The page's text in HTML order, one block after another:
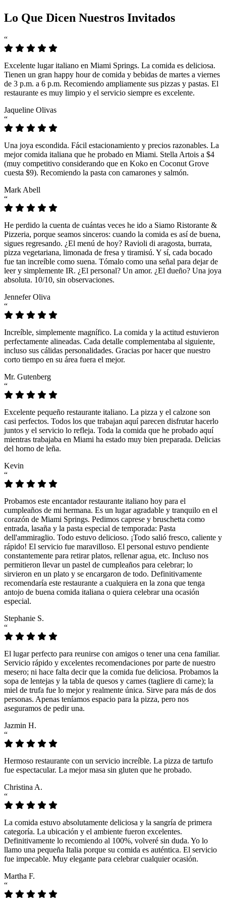
Lo Que Dicen Nuestros Invitados
“
Excelente lugar italiano en Miami Springs. La comida es deliciosa.
Tienen un gran happy hour de comida y bebidas de martes a viernes
de 3 p.m. a 6 p.m. Recomiendo ampliamente sus pizzas y pastas. El
restaurante es muy limpio y el servicio siempre es excelente.
Jaqueline Olivas
“
Una joya escondida. Fácil estacionamiento y precios razonables. La
mejor comida italiana que he probado en Miami. Stella Artois a $4
(muy competitivo considerando que en Koko en Coconut Grove
cuesta $9). Recomiendo la pasta con camarones y salmón.
Mark Abell
“
He perdido la cuenta de cuántas veces he ido a Siamo Ristorante &
Pizzeria, porque seamos sinceros: cuando la comida es así de buena,
sigues regresando. ¿El menú de hoy? Ravioli di aragosta, burrata,
pizza vegetariana, limonada de fresa y tiramisú. Y sí, cada bocado
fue tan increíble como suena. Tómalo como una señal para dejar de
leer y simplemente IR. ¿El personal? Un amor. ¿El dueño? Una joya
absoluta. 10/10, sin observaciones.
Jennefer Oliva
“
Increíble, simplemente magnífico. La comida y la actitud estuvieron
perfectamente alineadas. Cada detalle complementaba al siguiente,
incluso sus cálidas personalidades. Gracias por hacer que nuestro
corto tiempo en su área fuera el mejor.
Mr. Gutenberg
“
Excelente pequeño restaurante italiano. La pizza y el calzone son
casi perfectos. Todos los que trabajan aquí parecen disfrutar hacerlo
juntos y el servicio lo refleja. Toda la comida que he probado aquí
mientras trabajaba en Miami ha estado muy bien preparada. Delicias
del horno de leña.
Kevin
“
Probamos este encantador restaurante italiano hoy para el
cumpleaños de mi hermana. Es un lugar agradable y tranquilo en el
corazón de Miami Springs. Pedimos caprese y bruschetta como
entrada, lasaña y la pasta especial de temporada: Pasta
dell'ammiraglio. Todo estuvo delicioso. ¡Todo salió fresco, caliente y
rápido! El servicio fue maravilloso. El personal estuvo pendiente
constantemente para retirar platos, rellenar agua, etc. Incluso nos
permitieron llevar un pastel de cumpleaños para celebrar; lo
sirvieron en un plato y se encargaron de todo. Definitivamente
recomendaría este restaurante a cualquiera en la zona que tenga
antojo de buena comida italiana o quiera celebrar una ocasión
especial.
Stephanie S.
“
El lugar perfecto para reunirse con amigos o tener una cena familiar.
Servicio rápido y excelentes recomendaciones por parte de nuestro
mesero; ni hace falta decir que la comida fue deliciosa. Probamos la
sopa de lentejas y la tabla de quesos y carnes (tagliere di carne); la
miel de trufa fue lo mejor y realmente única. Sirve para más de dos
personas. Apenas teníamos espacio para la pizza, pero nos
aseguramos de pedir una.
Jazmin H.
“
Hermoso restaurante con un servicio increíble. La pizza de tartufo
fue espectacular. La mejor masa sin gluten que he probado.
Christina A.
“
La comida estuvo absolutamente deliciosa y la sangría de primera
categoría. La ubicación y el ambiente fueron excelentes.
Definitivamente lo recomiendo al 100%, volveré sin duda. Yo lo
llamo una pequeña Italia porque su comida es auténtica. El servicio
fue impecable. Muy elegante para celebrar cualquier ocasión.
Martha F.
“